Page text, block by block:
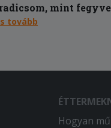
mint
tovább
Hogyan